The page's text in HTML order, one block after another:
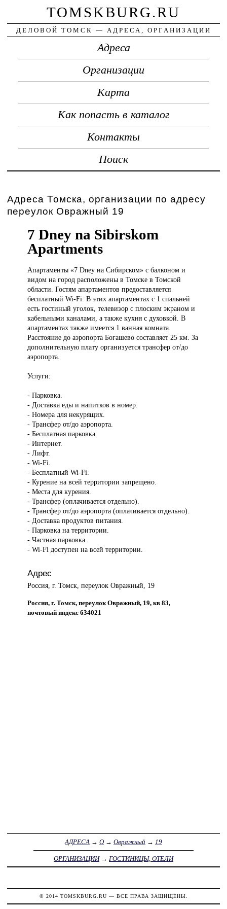
TOMSKBURG.RU
ДЕЛОВОЙ ТОМСК — АДРЕСА, ОРГАНИЗАЦИИ
Адреса
Организации
Карта
Как попасть в каталог
Контакты
Поиск
Адреса Томска, организации по адресу
переулок Овражный 19
7 Dney na Sibirskom
Apartments
Апартаменты «7Dney на Сибирском» с балконом и
видом на город расположены в Томске в Томской
области. Гостям апартаментов предоставляется
бесплатный Wi-Fi. В этих апартаментах с 1 спальней
есть гостиный уголок, телевизор с плоским экраном и
кабельными каналами, а также кухня с духовкой. В
апартаментах также имеется 1 ванная комната.
Расстояние до аэропорта Богашево составляет 25 км. За
дополнительную плату организуется трансфер от/до
аэропорта.
Услуги:
- Парковка.
- Доставка еды и напитков в номер.
- Номера для некурящих.
- Трансфер от/до аэропорта.
- Бесплатная парковка.
- Интернет.
- Лифт.
- Wi-Fi.
- Бесплатный Wi-Fi.
- Курение на всей территории запрещено.
- Места для курения.
- Трансфер (оплачивается отдельно).
- Трансфер от/до аэропорта (оплачивается отдельно).
- Доставка продуктов питания.
- Парковка на территории.
- Частная парковка.
- Wi-Fi доступен на всей территории.
Адрес
Россия, г. Томск, переулок Овражный, 19
Россия, г. Томск, переулок Овражный, 19, кв 83,
почтовый индекс 634021
АДРЕСА → О → Овражный → 19
ОРГАНИЗАЦИИ→ ГОСТИНИЦЫ, ОТЕЛИ
© 2014 TOMSKBURG.RU — ВСЕ ПРАВА ЗАЩИЩЕНЫ.